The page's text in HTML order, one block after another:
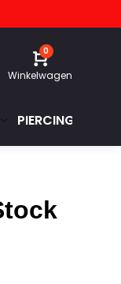
0
Winkelwagen
PIERCINGS &